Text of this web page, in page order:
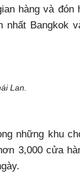
hàng và đón
nhất Bangkok
những khu
3,000 cửa